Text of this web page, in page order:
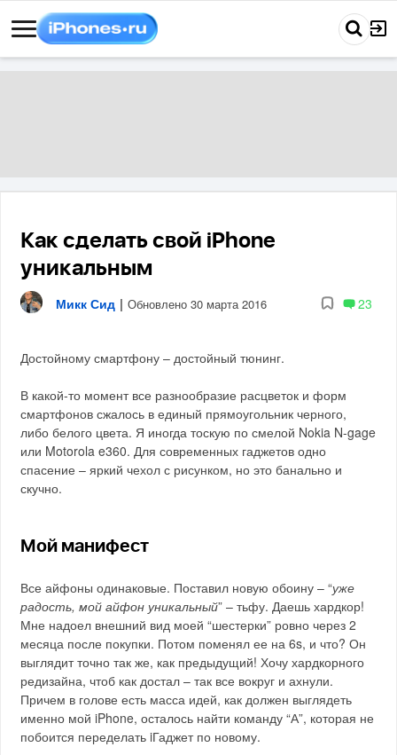
Как сделать свой iPhone
уникальным
Микк Сид | Обновлено 30 марта 2016 23
Достойному смартфону – достойный тюнинг.
В какой-то момент все разнообразие расцветок и форм
смартфонов сжалось в единый прямоугольник черного,
либо белого цвета. Я иногда тоскую по смелой Nokia N-gage
или Motorola e360. Для современных гаджетов одно
спасение – яркий чехол с рисунком, но это банально и
скучно.
Мой манифест
Все айфоны одинаковые. Поставил новую обоину – “уже
радость, мой айфон уникальный” – тьфу. Даешь хардкор!
Мне надоел внешний вид моей “шестерки” ровно через 2
месяца после покупки. Потом поменял ее на 6s, и что? Он
выглядит точно так же, как предыдущий! Хочу хардкорного
редизайна, чтоб как достал – так все вокруг и ахнули.
Причем в голове есть масса идей, как должен выглядеть
именно мой iPhone, осталось найти команду “А”, которая не
побоится переделать iГаджет по новому.